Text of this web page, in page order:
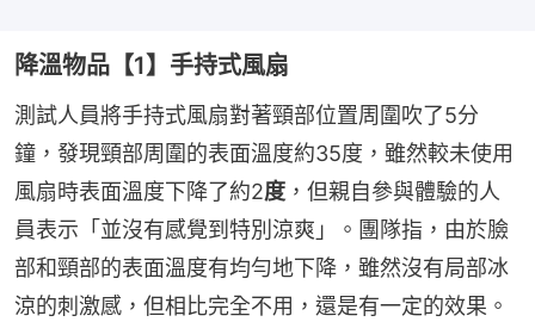
降溫物品【1】手持式風扇
測試人員將手持式風扇對著頸部位置周圍吹了5分
鐘，發現頸部周圍的表面溫度約35度，雖然較未使用
風扇時表面溫度下降了約2度 ，但親自參與體驗的人
員表示「並沒有感覺到特別涼爽」。團隊指，由於臉
部和頸部的表面溫度有均勻地下降，雖然沒有局部冰
涼的刺激感，但相比完全不用，還是有一定的效果。